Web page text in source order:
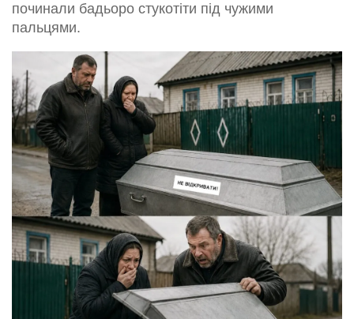
починали бадьоро стукотіти під чужими
пальцями.